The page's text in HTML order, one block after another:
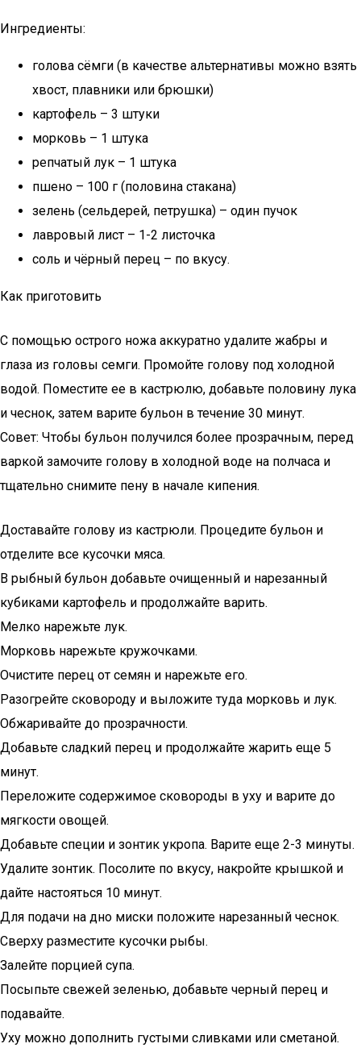
Ингредиенты:
голова сёмги (в качестве альтернативы можно взять
хвост, плавники или брюшки)
картофель – 3 штуки
морковь – 1 штука
репчатый лук – 1 штука
пшено – 100 г (половина стакана)
зелень (сельдерей, петрушка) – один пучок
лавровый лист – 1-2 листочка
соль и чёрный перец – по вкусу.
Как приготовить
С помощью острого ножа аккуратно удалите жабры и
глаза из головы семги. Промойте голову под холодной
водой. Поместите ее в кастрюлю, добавьте половину лука
и чеснок, затем варите бульон в течение 30 минут.
Совет: Чтобы бульон получился более прозрачным, перед
варкой замочите голову в холодной воде на полчаса и
тщательно снимите пену в начале кипения.
Доставайте голову из кастрюли. Процедите бульон и
отделите все кусочки мяса.
В рыбный бульон добавьте очищенный и нарезанный
кубиками картофель и продолжайте варить.
Мелко нарежьте лук.
Морковь нарежьте кружочками.
Очистите перец от семян и нарежьте его.
Разогрейте сковороду и выложите туда морковь и лук.
Обжаривайте до прозрачности.
Добавьте сладкий перец и продолжайте жарить еще 5
минут.
Переложите содержимое сковороды в уху и варите до
мягкости овощей.
Добавьте специи и зонтик укропа. Варите еще 2-3 минуты.
Удалите зонтик. Посолите по вкусу, накройте крышкой и
дайте настояться 10 минут.
Для подачи на дно миски положите нарезанный чеснок.
Сверху разместите кусочки рыбы.
Залейте порцией супа.
Посыпьте свежей зеленью, добавьте черный перец и
подавайте.
Уху можно дополнить густыми сливками или сметаной.